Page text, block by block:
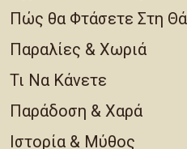
Πώς θα Φτάσετε Στη
Παραλίες & Χωριά
Τι Να Κάνετε
Παράδοση & Χαρά
Ιστορία & Μύθος